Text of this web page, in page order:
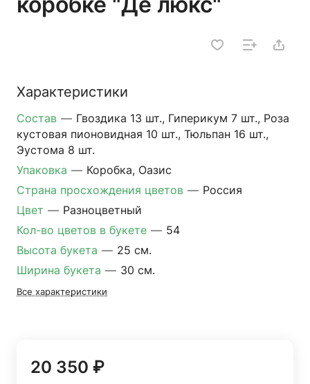
Характеристики
Состав — Гвоздика 13 шт., Гиперикум 7 шт., Роза
кустовая пионовидная 10 шт., Тюльпан 16 шт.,
Эустома 8 шт.
Упаковка — Коробка, Оазис
Страна просхождения цветов — Россия
Цвет — Разноцветный
Кол-во цветов в букете — 54
Высота букета — 25 см.
Ширина букета — 30 см.
Все характеристики
20 350 ₽